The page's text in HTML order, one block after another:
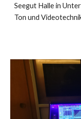
Seegut Halle in
Ton und